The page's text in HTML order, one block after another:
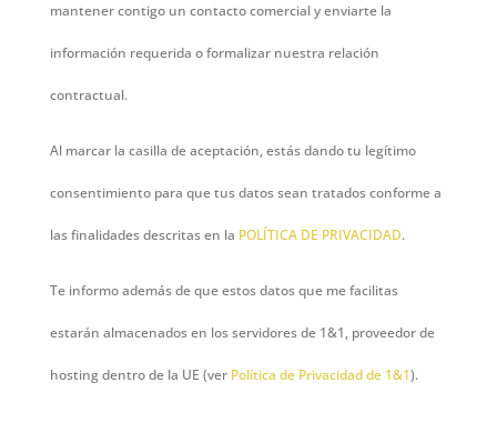
mantener contigo un contacto comercial y enviarte la
información requerida o formalizar nuestra relación
contractual.
Al marcar la casilla de aceptación, estás dando tu legítimo
consentimiento para que tus datos sean tratados conforme a
las finalidades descritas en la POLÍTICA DE PRIVACIDAD.
Te informo además de que estos datos que me facilitas
estarán almacenados en los servidores de 1&1, proveedor de
hosting dentro de la UE (ver Política de Privacidad de 1&1).